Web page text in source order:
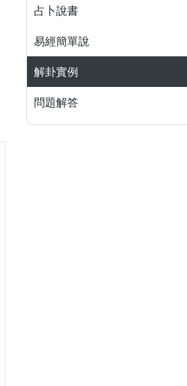
占卜說書
易經簡單說
解卦實例
問題解答